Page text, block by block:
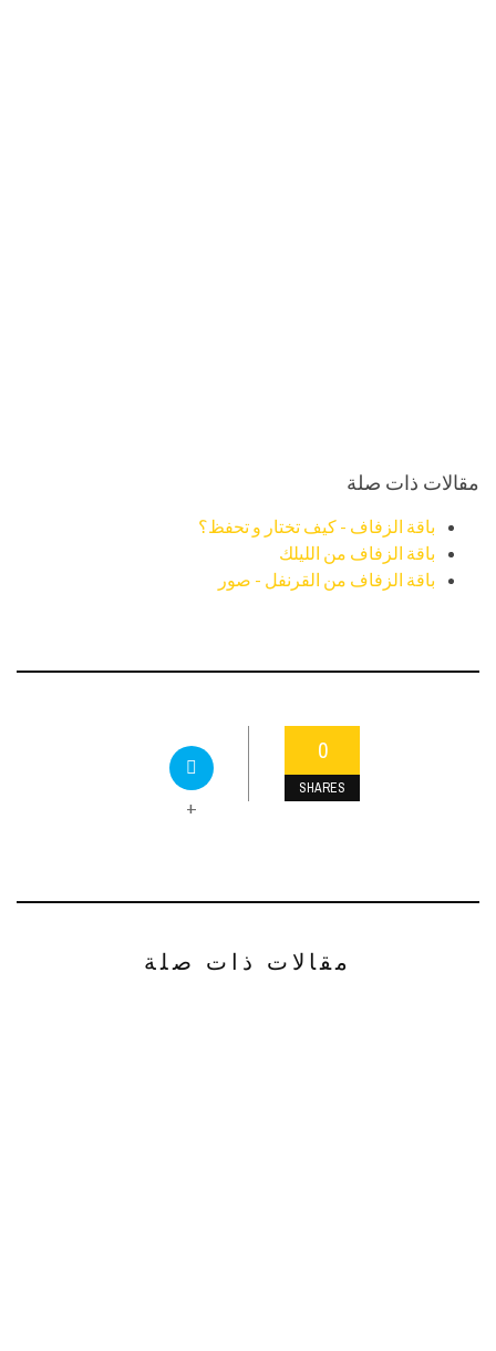
مقالات ذات صلة
باقة الزفاف - كيف تختار و تحفظ؟
باقة الزفاف من الليلك
باقة الزفاف من القرنفل - صور
0
SHARES
+
مقالات ذات صلة